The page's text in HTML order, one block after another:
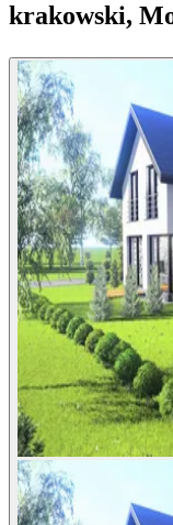
krakowski,